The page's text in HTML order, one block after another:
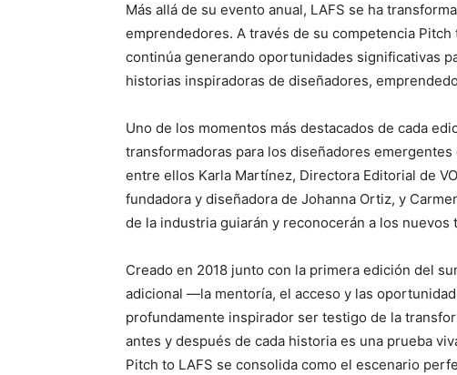
Más allá de su evento anual, LAFS se ha
emprendedores. A través de su competencia
continúa generando oportunidades significativas
historias inspiradoras de diseñadores,
Uno de los momentos más destacados de cada
transformadoras para los diseñadores
entre ellos Karla Martínez, Directora Editorial de
fundadora y diseñadora de Johanna Ortiz, y
de la industria guiarán y reconocerán a los
Creado en 2018 junto con la primera edición del
adicional —la mentoría, el acceso y las
profundamente inspirador ser testigo de la
antes y después de cada historia es una prueba
Pitch to LAFS se consolida como el escenario